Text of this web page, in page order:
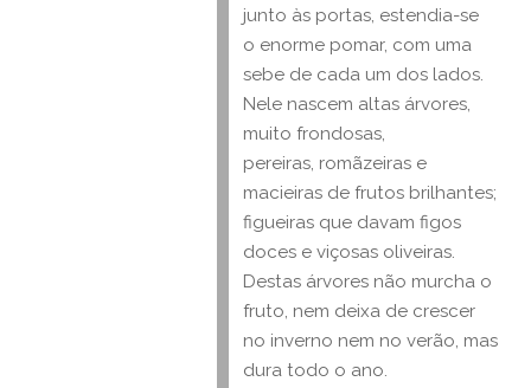
junto às portas, estendia-se
o enorme pomar, com uma
sebe de cada um dos lados.
Nele nascem altas árvores,
muito frondosas,
pereiras, romãzeiras e
macieiras de frutos brilhantes;
figueiras que davam figos
doces e viçosas oliveiras.
Destas árvores não murcha o
fruto, nem deixa de crescer
no inverno nem no verão, mas
dura todo o ano.